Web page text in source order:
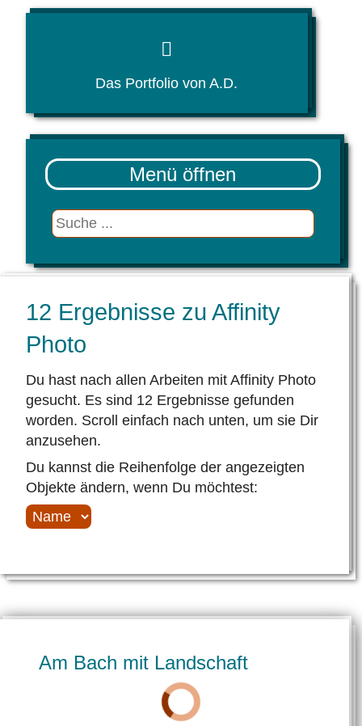
Das Portfolio von A.D.
Menü
Suche
12 Ergebnisse zu Affinity
Photo
Du hast nach allen Arbeiten mit Affinity Photo
gesucht. Es sind 12 Ergebnisse gefunden
worden. Scroll einfach nach unten, um sie Dir
anzusehen.
Du kannst die Reihenfolge der angezeigten
Objekte ändern, wenn Du möchtest:
Am Bach mit Land­schaft